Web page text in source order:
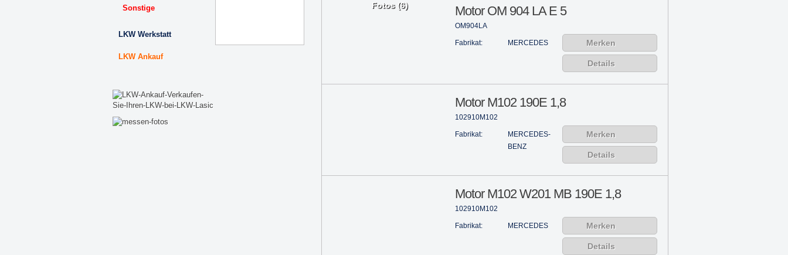
Sonstige
LKW Werkstatt
LKW Ankauf
Fotos (6)
Merken
Details
Motor OM 904 LA E 5
OM904LA
Fabrikat: MERCEDES
Merken
Details
Motor M102 190E 1,8
102910M102
Fabrikat:
MERCEDES-
BENZ
Merken
Details
Motor M102 W201 MB 190E 1,8
102910M102
Fabrikat: MERCEDES